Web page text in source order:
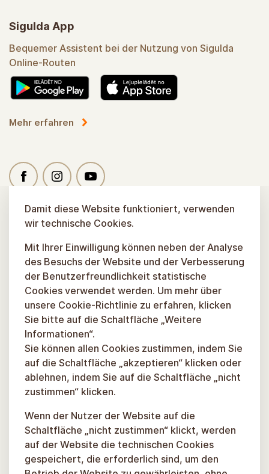
Sigulda App
Bequemer Assistent bei der Nutzung von Sigulda
Online-Routen
Mehr erfahren
Damit diese Website funktioniert, verwenden
wir technische Cookies.
Mit Ihrer Einwilligung können neben der Analyse
des Besuchs der Website und der Verbesserung
der Benutzerfreundlichkeit statistische
Cookies verwendet werden. Um mehr über
unsere Cookie-Richtlinie zu erfahren, klicken
Sie bitte auf die Schaltfläche „Weitere
Informationen“.
Sie können allen Cookies zustimmen, indem Sie
auf die Schaltfläche „akzeptieren“ klicken oder
ablehnen, indem Sie auf die Schaltfläche „nicht
zustimmen“ klicken.
Wenn der Nutzer der Website auf die
Schaltfläche „nicht zustimmen“ klickt, werden
auf der Website die technischen Cookies
gespeichert, die erforderlich sind, um den